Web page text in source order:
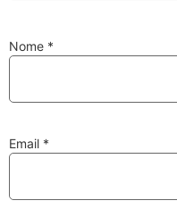
Nome *
Email *